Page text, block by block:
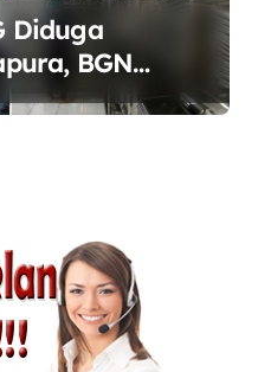
Diduga
BGN
Keamanan